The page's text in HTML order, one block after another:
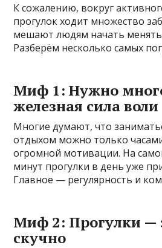
К сожалению, вокруг
прогулок ходит множество
мешают людям начать
Разберём несколько самых
Миф 1: Нужно
железная сила воли
Многие думают, что
отдыхом можно только
огромной мотивации. На
минут прогулки в день уже
Главное — регулярность и
Миф 2: Прогулки —
скучно